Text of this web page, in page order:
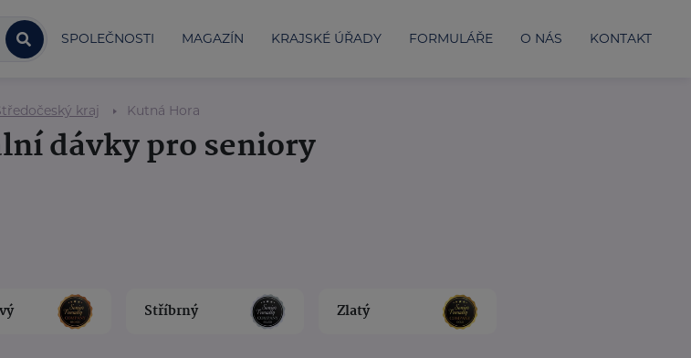
SPOLEČNOSTI MAGAZÍN KRAJSKÉ ÚŘADY FORMULÁŘE O NÁS KONTAKT
kraj Kutná Hora
dávky pro seniory
Stříbrný Zlatý